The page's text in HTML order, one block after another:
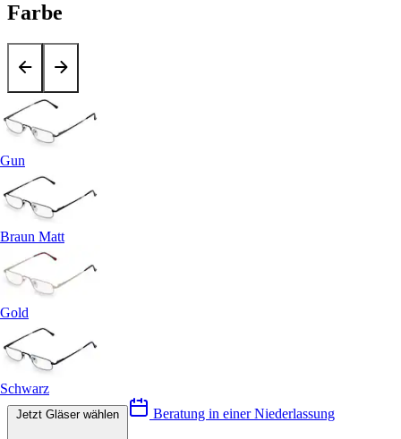
Farbe
Gun
Braun Matt
Gold
Schwarz
Beratung in einer Niederlassung